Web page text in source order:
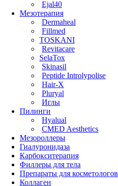
Ejal40
Мезотерапия
Dermaheal
Fillmed
TOSKANI
Revitacare
SelaTox
Skinasil
Peptide Introlypolise
Hair-X
Pluryal
Иглы
Пилинги
Hyalual
CMED Aesthetics
Мезороллеры
Гиалуронидаза
Карбокситерапия
Филлеры для тела
Препараты для косметологов
Коллаген